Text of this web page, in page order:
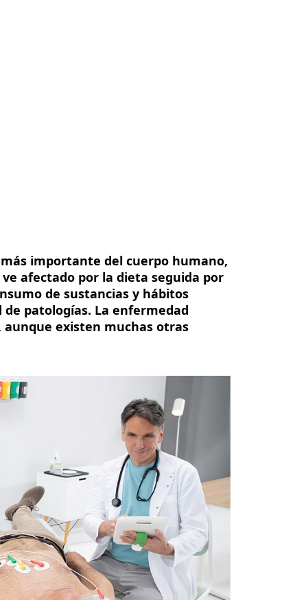
importante del cuerpo humano,
afectado por la dieta seguida por
de sustancias y hábitos
patologías. La enfermedad
aunque existen muchas otras